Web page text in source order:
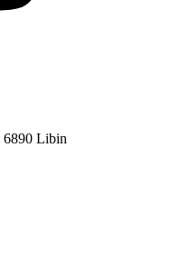
6890 Libin